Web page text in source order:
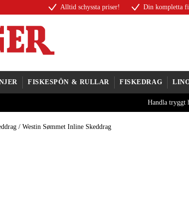
Alltid schyssta priser! Din kompletta
FISKESPÖN & RULLAR FISKEDRAG
Handla tryggt
/ Westin Sømmet Inline Skeddrag